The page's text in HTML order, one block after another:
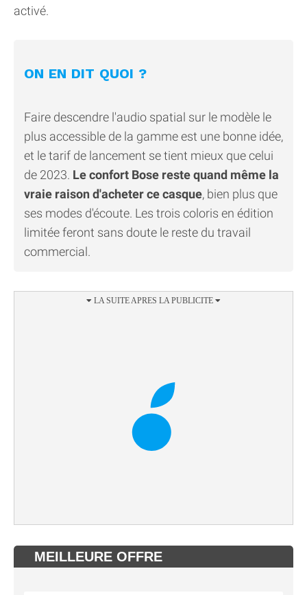
activé.
ON EN DIT QUOI ?
Faire descendre l'audio spatial sur le modèle le
plus accessible de la gamme est une bonne idée,
et le tarif de lancement se tient mieux que celui
de 2023. Le confort Bose reste quand même la
vraie raison d'acheter ce casque, bien plus que
ses modes d'écoute. Les trois coloris en édition
limitée feront sans doute le reste du travail
commercial.
MEILLEURE OFFRE